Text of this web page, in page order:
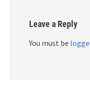
Leave a Reply
You must be